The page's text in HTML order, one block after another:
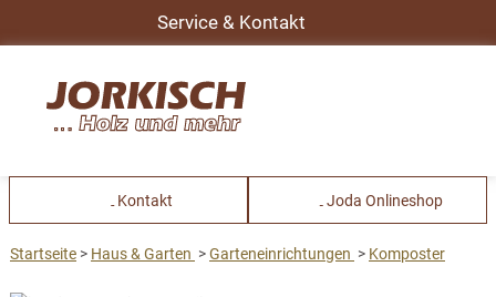
Service & Kontakt
Kontakt Joda Onlineshop
Startseite Haus & Garten Garteneinrichtungen Komposter